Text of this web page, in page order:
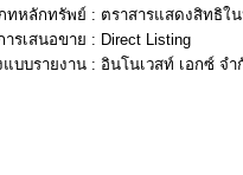
ทหลักทรัพย์ : ตราสารแสดงสิทธิใ
ารเสนอขาย : Direct Listing
บบรายงาน : อินโนเวสท์ เอกซ์ จำ